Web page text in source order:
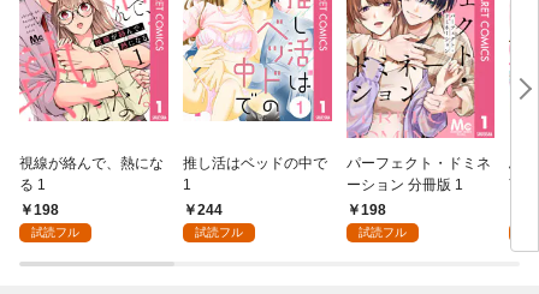
視線が絡んで、熱にな
る 1
198
試読フル
推し活はベッドの中で
1
244
試読フル
パーフェクト・ドミネ
ーション 分冊版 1
198
試読フル
ふ
言